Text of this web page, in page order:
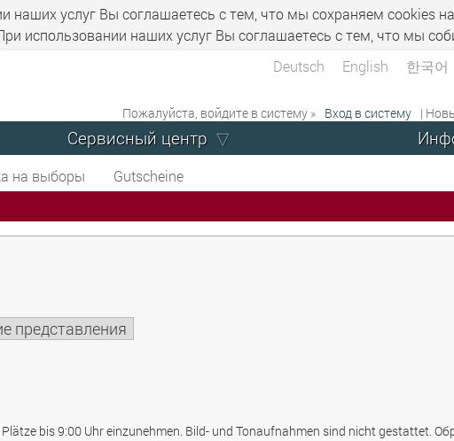
наших услуг Вы соглашаетесь с тем, что мы сохраняем сookies
использовании наших услуг Вы соглашаетесь с тем, что мы
Deutsch English 한국어
Пожалуйста, войдите в систему » Вход в систему |
Сервисный центр
на выборы
Gutscheine
представления
bis 9:00 Uhr einzunehmen. Bild- und Tonaufnahmen sind nicht gestattet.